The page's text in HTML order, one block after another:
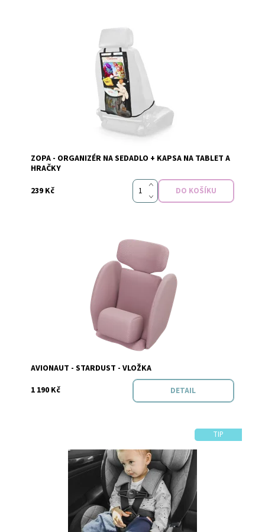
Skladem
ZOPA - ORGANIZÉR NA SEDADLO + KAPSA NA TABLET A
HRAČKY
239 Kč
Skladem
Značka:
AVIONAUT - STARDUST - VLOŽKA
1 190 Kč
DETAIL
TIP
Skladem